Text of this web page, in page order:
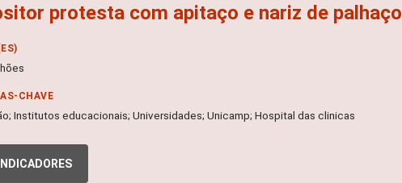
protesta com apitaço e nariz de palhaço
CHAVE
Institutos educacionais; Universidades; Unicamp; Hospital das clinicas
INDICADORES